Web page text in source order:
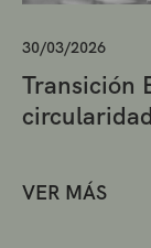
30/03/2026
Transición
VER MÁS